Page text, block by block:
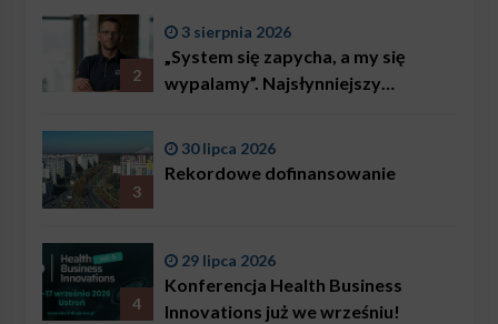
2
3 sierpnia 2026
„System się zapycha, a my się
wypalamy”. Najsłynniejszy
problemem są nie tylko choroby
3
30 lipca 2026
Rekordowe dofinansowanie
4
29 lipca 2026
Konferencja Health Business
Innovations już we wrześniu!